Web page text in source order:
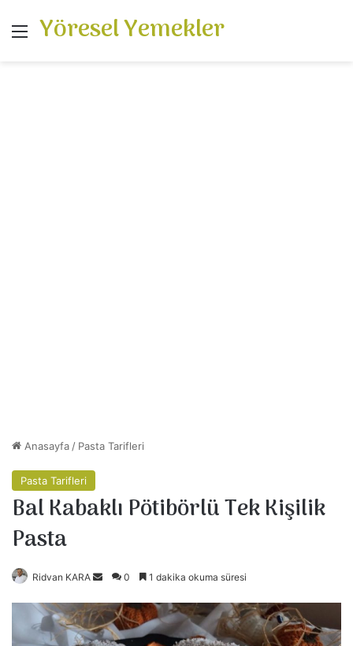
Menü
Yöresel Yemekler
Anasayfa / Pasta Tarifleri
Pasta Tarifleri
Bal Kabaklı Pötibörlü Tek Kişilik
Pasta
Ridvan KARA
r
e
0 1 dakika okuma süresi